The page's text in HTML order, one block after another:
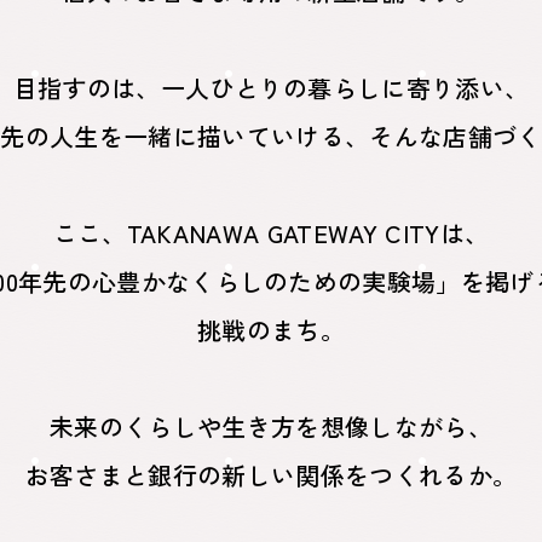
目指すのは、一人ひとりの暮らしに寄り添い、
の人生を一緒に描いていける、 そんな店舗づ
ここ、TAKANAWA GATEWAY CITYは、
年先の心豊かなくらしのための実験場」を掲げ
挑戦のまち。
未来のくらしや生き方を想像しながら、
お客さまと銀行の新しい関係をつくれるか。